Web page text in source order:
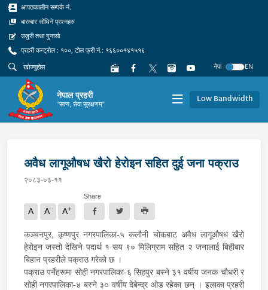
आपतकालीन सम्पर्क नं.
बारम्बार सोधिने प्रश्नहरु
उजुरी तथा गुनासो
प्रहरी कन्ट्रोल : १००, टोल फ्री नं.: १६६००१४१५१६
नेपा
EN
नेपाल प्रहरी
"सत्य, सेवा सुरक्षणम्" Low Bandwidth
अवैध लागूऔषध खैरो हेरोइन सहित दुई जना पक्राउ
२०८३-०३-११
A A- A+
Share
कञ्चनपुर, कृष्णपुर नगरपालिका-५ कलौनी चोकबाट अवैध लागूऔषध खैरो
हेरोइन जस्तो देखिने पदार्थ १ सय ९० मिलिग्राम सहित २ जनालाई बिहीबार
बिहान प्रहरीले पक्राउ गरेको छ ।
पक्राउ पर्नेहरूमा सोही नगरपालिका-६ सिहपुर बस्ने ३१ वर्षीय जनक चौधरी र
सोही नगरपालिका-४ बस्ने ३० वर्षीय देबेन्द्र ओड रहेका छन् । इलाका प्रहरी